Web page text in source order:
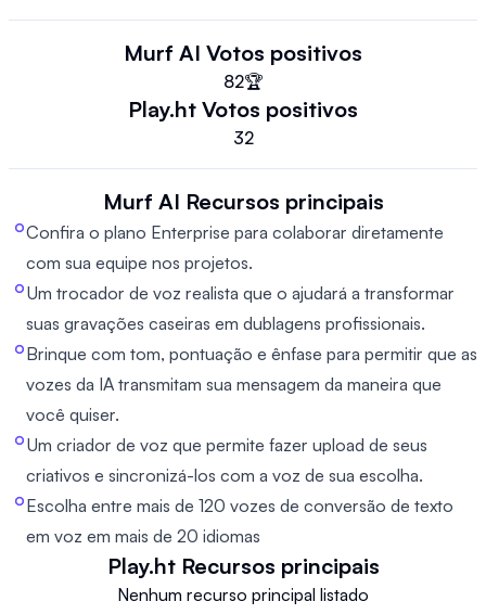
Murf AI Votos positivos
82🏆
Play.ht Votos positivos
32
Murf AI Recursos principais
Confira o plano Enterprise para colaborar diretamente
com sua equipe nos projetos.
Um trocador de voz realista que o ajudará a transformar
suas gravações caseiras em dublagens profissionais.
Brinque com tom, pontuação e ênfase para permitir que as
vozes da IA transmitam sua mensagem da maneira que
você quiser.
Um criador de voz que permite fazer upload de seus
criativos e sincronizá-los com a voz de sua escolha.
Escolha entre mais de 120 vozes de conversão de texto
em voz em mais de 20 idiomas
Play.ht Recursos principais
Nenhum recurso principal listado